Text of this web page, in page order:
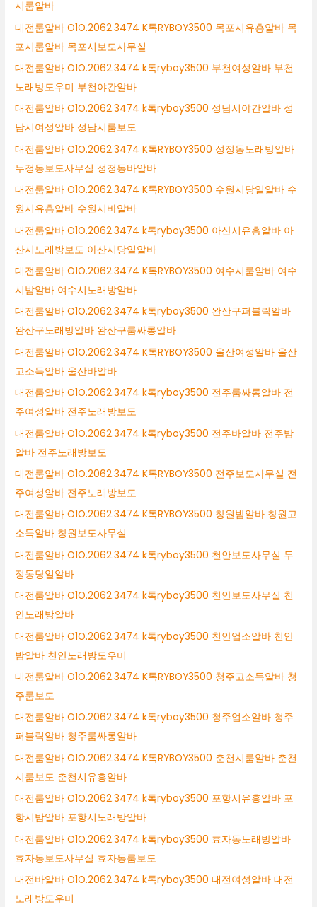
시룸알바
대전룸알바 O1O.2062.3474 K톡RYBOY3500 목포시유흥알바 목
포시룸알바 목포시보도사무실
대전룸알바 O1O.2062.3474 k톡ryboy3500 부천여성알바 부천
노래방도우미 부천야간알바
대전룸알바 O1O.2062.3474 k톡ryboy3500 성남시야간알바 성
남시여성알바 성남시룸보도
대전룸알바 O1O.2062.3474 K톡RYBOY3500 성정동노래방알바
두정동보도사무실 성정동바알바
대전룸알바 O1O.2062.3474 K톡RYBOY3500 수원시당일알바 수
원시유흥알바 수원시바알바
대전룸알바 O1O.2062.3474 k톡ryboy3500 아산시유흥알바 아
산시노래방보도 아산시당일알바
대전룸알바 O1O.2062.3474 K톡RYBOY3500 여수시룸알바 여수
시밤알바 여수시노래방알바
대전룸알바 O1O.2062.3474 k톡ryboy3500 완산구퍼블릭알바
완산구노래방알바 완산구룸싸롱알바
대전룸알바 O1O.2062.3474 K톡RYBOY3500 울산여성알바 울산
고소득알바 울산바알바
대전룸알바 O1O.2062.3474 k톡ryboy3500 전주룸싸롱알바 전
주여성알바 전주노래방보도
대전룸알바 O1O.2062.3474 k톡ryboy3500 전주바알바 전주밤
알바 전주노래방보도
대전룸알바 O1O.2062.3474 K톡RYBOY3500 전주보도사무실 전
주여성알바 전주노래방보도
대전룸알바 O1O.2062.3474 K톡RYBOY3500 창원밤알바 창원고
소득알바 창원보도사무실
대전룸알바 O1O.2062.3474 k톡ryboy3500 천안보도사무실 두
정동당일알바
대전룸알바 O1O.2062.3474 k톡ryboy3500 천안보도사무실 천
안노래방알바
대전룸알바 O1O.2062.3474 k톡ryboy3500 천안업소알바 천안
밤알바 천안노래방도우미
대전룸알바 O1O.2062.3474 K톡RYBOY3500 청주고소득알바 청
주룸보도
대전룸알바 O1O.2062.3474 k톡ryboy3500 청주업소알바 청주
퍼블릭알바 청주룸싸롱알바
대전룸알바 O1O.2062.3474 K톡RYBOY3500 춘천시룸알바 춘천
시룸보도 춘천시유흥알바
대전룸알바 O1O.2062.3474 k톡ryboy3500 포항시유흥알바 포
항시밤알바 포항시노래방알바
대전룸알바 O1O.2062.3474 k톡ryboy3500 효자동노래방알바
효자동보도사무실 효자동룸보도
대전바알바 O1O.2062.3474 k톡ryboy3500 대전여성알바 대전
노래방도우미